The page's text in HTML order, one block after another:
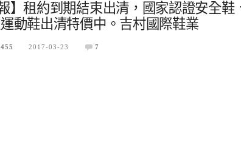
】租約到期結束出清，國家認證安全
動鞋出清特價中。吉村國際鞋業
2017-03-23 7